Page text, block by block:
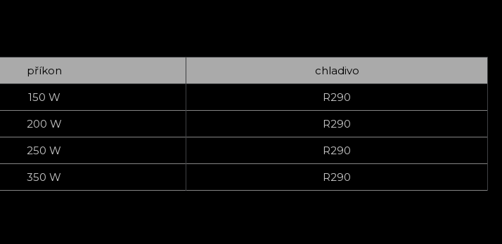
příkon
chladivo
150 W
R290
200 W
R290
250 W
R290
350 W R290